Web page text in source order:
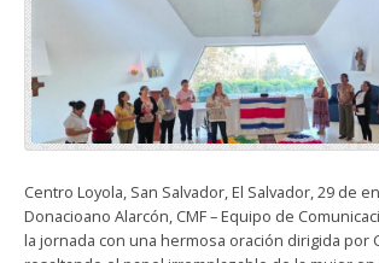
Centro Loyola, San Salvador, El Salvador, 29 de
Donacioano Alarcón, CMF – Equipo de
la jornada con una hermosa oración dirigida por